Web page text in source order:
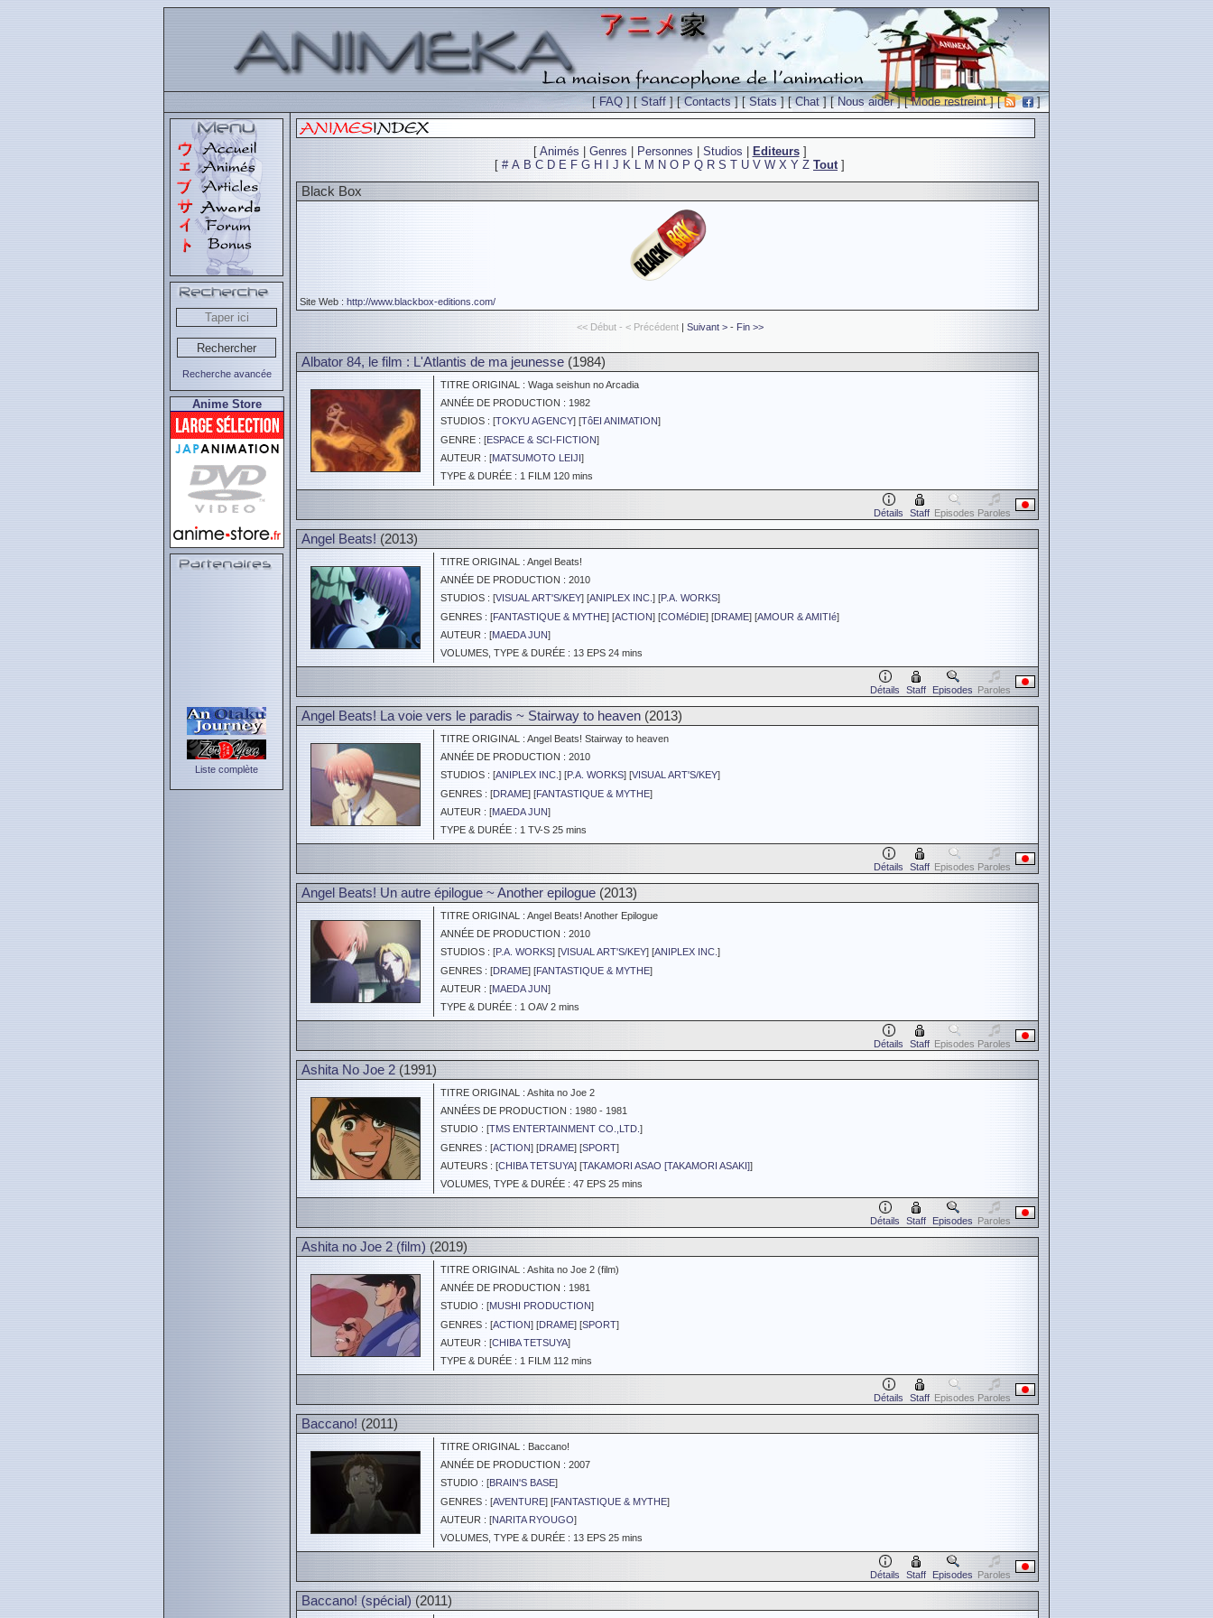
[FAQ ] [Staff ] [Contacts] [Stats] [Chat] [Nous aider] [Mode restreint] [ ]
Recherche avancée
Anime Store
Liste complète
[ Animés Genres Personnes Studios Editeurs]
[ # A B C D E F G H J K L M N O P Q R S T U V W X Y Z Tout]
Black Box
Site Web : http://www.blackbox-editions.com/
<< Début - < Précédent | Suivant >- Fin >>
Albator 84, le film : L'Atlantis de ma jeunesse (1984)
TITRE ORIGINAL : Waga seishun no Arcadia
ANNÉE DE PRODUCTION : 1982
STUDIOS : [TOKYU AGENCY] [TôEI ANIMATION]
GENRE : [ESPACE & SCI-FICTION]
AUTEUR : [MATSUMOTO LEIJI]
TYPE & DURÉE : 1 FILM 120 mins
Détails Staff Episodes Paroles
Angel Beats! (2013)
TITRE ORIGINAL : Angel Beats!
ANNÉE DE PRODUCTION : 2010
STUDIOS : [VISUAL ART'S/KEY] [ANIPLEX INC. ] [P.A. WORKS]
GENRES : [FANTASTIQUE & MYTHE] [ACTION] [COMéDIE] [DRAME] [AMOUR & AMITIé]
AUTEUR : [MAEDA JUN]
VOLUMES, TYPE & DURÉE : 13 EPS 24 mins
Détails Staff Episodes Paroles
Angel Beats! La voie vers le paradis ~ Stairway to heaven (2013)
TITRE ORIGINAL : Angel Beats! Stairway to heaven
ANNÉE DE PRODUCTION : 2010
STUDIOS : [ANIPLEX INC. ] [P.A. WORKS] [VISUAL ART'S/KEY]
GENRES : [DRAME] [FANTASTIQUE & MYTHE]
AUTEUR : [MAEDA JUN]
TYPE & DURÉE : 1 TV-S 25 mins
Détails Staff Episodes Paroles
Angel Beats! Un autre épilogue ~ Another epilogue (2013)
TITRE ORIGINAL : Angel Beats! Another Epilogue
ANNÉE DE PRODUCTION : 2010
STUDIOS : [P.A. WORKS] [VISUAL ART'S/KEY] [ANIPLEX INC. ]
GENRES : [DRAME] [FANTASTIQUE & MYTHE]
AUTEUR : [MAEDA JUN]
TYPE & DURÉE : 1 OAV 2 mins
Détails Staff Episodes Paroles
Ashita No Joe 2 (1991)
TITRE ORIGINAL : Ashita no Joe 2
ANNÉES DE PRODUCTION : 1980 - 1981
STUDIO : [TMS ENTERTAINMENT CO.,LTD. ]
GENRES : [ACTION] [DRAME] [SPORT]
AUTEURS : [CHIBA TETSUYA] [TAKAMORI ASAO [TAKAMORI ASAKI]]
VOLUMES, TYPE & DURÉE : 47 EPS 25 mins
Détails Staff Episodes Paroles
Ashita no Joe 2 (film) (2019)
TITRE ORIGINAL : Ashita no Joe 2 (film)
ANNÉE DE PRODUCTION : 1981
STUDIO : [MUSHI PRODUCTION]
GENRES : [ACTION] [DRAME] [SPORT]
AUTEUR : [CHIBA TETSUYA]
TYPE & DURÉE : 1 FILM 112 mins
Détails Staff Episodes Paroles
Baccano! (2011)
TITRE ORIGINAL : Baccano!
ANNÉE DE PRODUCTION : 2007
STUDIO : [BRAIN'S BASE]
GENRES : [AVENTURE] [FANTASTIQUE & MYTHE]
AUTEUR : [NARITA RYOUGO]
VOLUMES, TYPE & DURÉE : 13 EPS 25 mins
Détails Staff Episodes Paroles
Baccano! (spécial) (2011)